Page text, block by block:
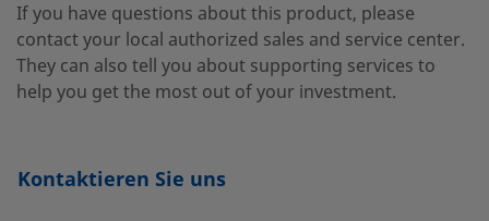
SS-
BN8VCR8
Edelstahl 316L 1/2 Zoll
Stirnseitige
If you have questions about this product, please
contact your local authorized sales and service center.
They can also tell you about supporting services to
help you get the most out of your investment.
Kontaktieren Sie uns